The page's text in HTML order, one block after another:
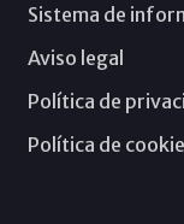
Sistema de
Aviso legal
Política de
Política de